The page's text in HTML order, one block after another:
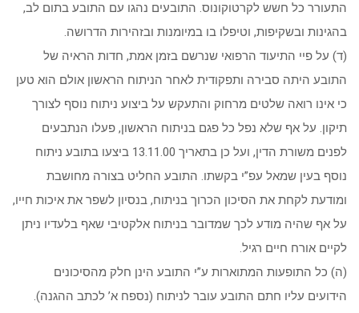
התעורר כל חשש לקרטוקונוס. התובעים נהגו עם התובע בתום לב,
בהגינות ובשקיפות, וטיפלו בו במיומנות ובזהירות הדרושה.
(ד) על פיי התיעוד הרפואי שנרשם בזמן אמת, חדות הראיה של
התובע היתה סבירה ותפקודית לאחר הניתוח הראשון אולם הוא טען
כי אינו רואה שלטים מרחוק והתעקש על ביצוע ניתוח נוסף לצורך
תיקון. על אף שלא נפל כל פגם בניתוח הראשון, פעלו הנתבעים
לפנים משורת הדין, ועל כן בתאריך 13.11.00 ביצעו בתובע ניתוח
נוסף בעין שמאל עפ”י בקשתו. התובע החליט בצורה מחושבת
ומודעת לקחת את הסיכון הכרוך בניתוח, בנסיון לשפר את איכות חייו,
על אף שהיה מודע לכך שמדובר בניתוח אלקטיבי שאף בלעדיו ניתן
לקיים אורח חיים רגיל.
(ה) כל התופעות המתוארות ע”י התובע הינן חלק מהסיכונים
הידועים עליו חתם התובע עובר לניתוח (נספח א’ לכתב ההגנה).